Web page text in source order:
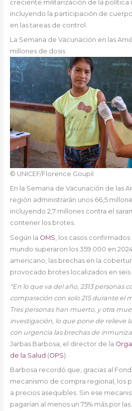
creciente militarización de la política
incluyendo la participación de
en las tareas de control.
La Semana de Vacunación en las
millones de dosis
© UNICEF/Florence Goupil
En la Semana de Vacunación de las
región administrarán unos 66,5
incluyendo 2,7 millones contra el
contener los brotes.
Según la OMS , los casos
mundo superaron los 359.000 en
americano, las brechas en la
provocado brotes localizados en seis
“En lo que va del año, 2313 personas
comparación con solo 215 durante el
Tres personas han muerto, y otra
investigación, lo que pone de relieve
con urgencia las brechas de
Jarbas Barbosa, el director de la
de la Salud (OPS).
Barbosa recordó que, gracias al
mecanismo de compra regional, los
a precios asequibles. Sin ese
pagarían al menos un 75% más por las